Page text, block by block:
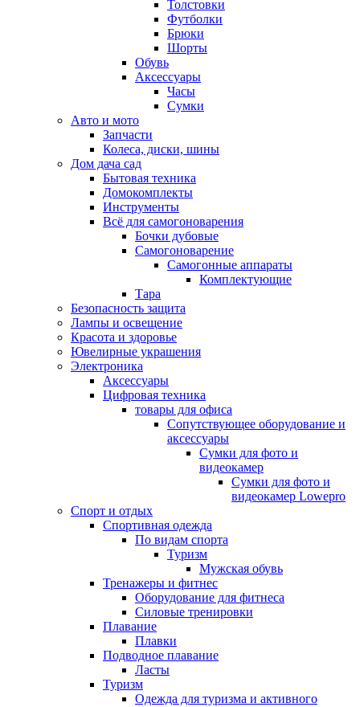
Толстовки
Футболки
Брюки
Шорты
Обувь
Аксессуары
Часы
Сумки
Авто и мото
Запчасти
Колеса, диски, шины
Дом дача сад
Бытовая техника
Домокомплекты
Инструменты
Всё для самогоноварения
Бочки дубовые
Самогоноварение
Самогонные аппараты
Комплектующие
Тара
Безопасность защита
Лампы и освещение
Красота и здоровье
Ювелирные украшения
Электроника
Аксессуары
Цифровая техника
товары для офиса
Сопутствующее оборудование и
аксессуары
Сумки для фото и
видеокамер
Сумки для фото и
видеокамер Lowepro
Спорт и отдых
Спортивная одежда
По видам спорта
Туризм
Мужская обувь
Тренажеры и фитнес
Оборудование для фитнеса
Силовые тренировки
Плавание
Плавки
Подводное плавание
Ласты
Туризм
Одежда для туризма и активного